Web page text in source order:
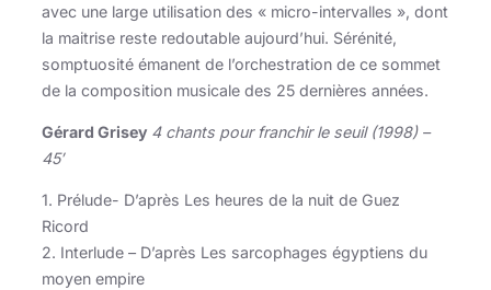
avec une large utilisation des « micro-intervalles », dont
la maitrise reste redoutable aujourd’hui. Sérénité,
somptuosité émanent de l’orchestration de ce sommet
de la composition musicale des 25 dernières années.
Gérard Grisey 4 chants pour franchir le seuil (1998) –
45′
1. Prélude- D’après Les heures de la nuit de Guez
Ricord
2. Interlude – D’après Les sarcophages égyptiens du
moyen empire